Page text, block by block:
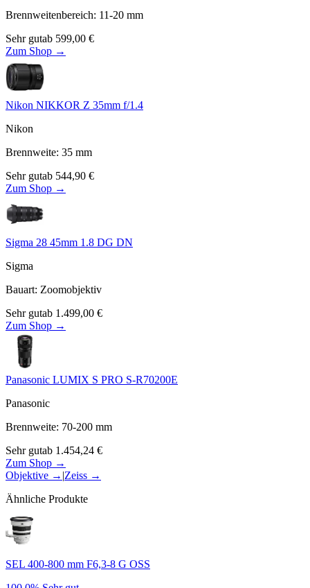
Brennweitenbereich: 11-20 mm
Sehr gutab 599,00 €
Zum Shop →
Nikon NIKKOR Z 35mm f/1.4
Nikon
Brennweite: 35 mm
Sehr gutab 544,90 €
Zum Shop →
Sigma 28 45mm 1.8 DG DN
Sigma
Bauart: Zoomobjektiv
Sehr gutab 1.499,00 €
Zum Shop →
Panasonic LUMIX S PRO S-R70200E
Panasonic
Brennweite: 70-200 mm
Sehr gutab 1.454,24 €
Zum Shop →
Objektive → |Zeiss →
Ähnliche Produkte
SEL 400-800 mm F6,3-8 G OSS